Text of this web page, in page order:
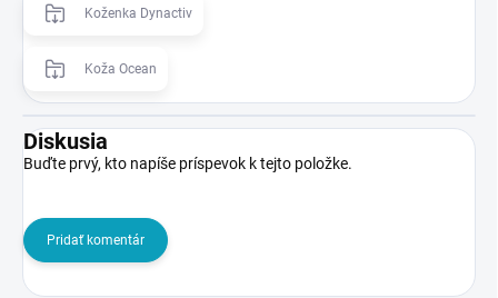
Koženka Dynactiv
Koža Ocean
Diskusia
Buďte prvý, kto napíše príspevok k tejto položke.
Pridať komentár